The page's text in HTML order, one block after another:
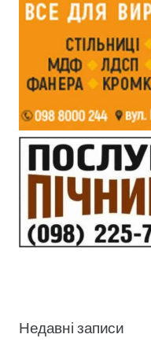
Недавні записи